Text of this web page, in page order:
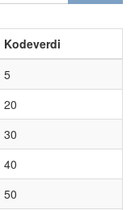
Kodeverdi
5
20
30
40
50